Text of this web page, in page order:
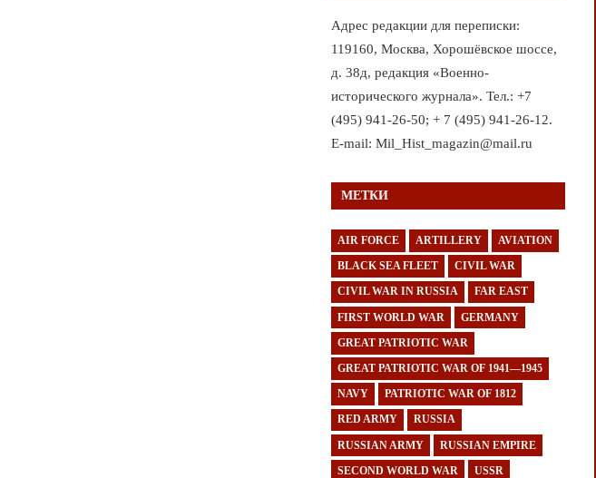
Адрес редакции для переписки:
119160, Москва, Хорошёвское шоссе,
д. 38д, редакция «Военно-
исторического журнала». Тел.: +7
(495) 941-26-50; + 7 (495) 941-26-12.
E-mail: Mil_Hist_magazin@mail.ru
МЕТКИ
AIR FORCE ARTILLERY AVIATION
BLACK SEA FLEET CIVIL WAR
CIVIL WAR IN RUSSIA FAR EAST
FIRST WORLD WAR GERMANY
GREAT PATRIOTIC WAR
GREAT PATRIOTIC WAR OF 1941—1945
NAVY PATRIOTIC WAR OF 1812
RED ARMY RUSSIA
RUSSIAN ARMY RUSSIAN EMPIRE
SECOND WORLD WAR USSR